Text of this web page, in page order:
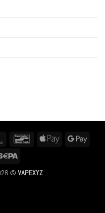
Dinners
BancontactApple
© VAPEXYZ